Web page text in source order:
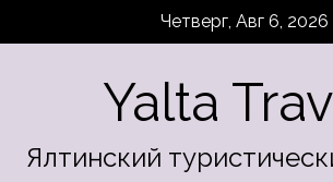
Четверг, Авг 6, 2026
Yalta
Ялтинский